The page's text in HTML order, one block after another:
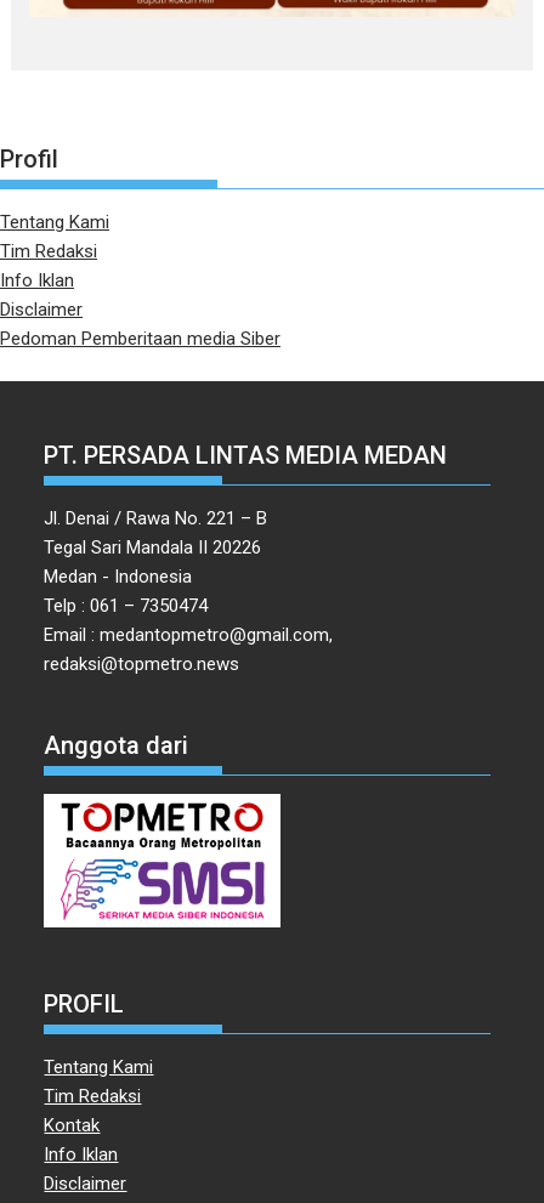
Profil
Tentang Kami
Tim Redaksi
Info Iklan
Disclaimer
Pedoman Pemberitaan media Siber
PT. PERSADA LINTAS MEDIA MEDAN
Jl. Denai / Rawa No. 221 – B
Tegal Sari Mandala II 20226
Medan - Indonesia
Telp : 061 – 7350474
Email : medantopmetro@gmail.com,
redaksi@topmetro.news
Anggota dari
PROFIL
Tentang Kami
Tim Redaksi
Kontak
Info Iklan
Disclaimer